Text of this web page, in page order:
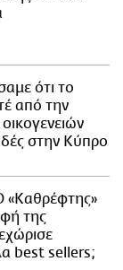
ότι το
από την
στην Κύπρο
της
best sellers;